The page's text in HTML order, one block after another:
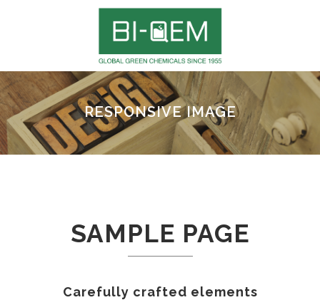
RESPONSIVE IMAGE
SAMPLE PAGE
Carefully crafted elements